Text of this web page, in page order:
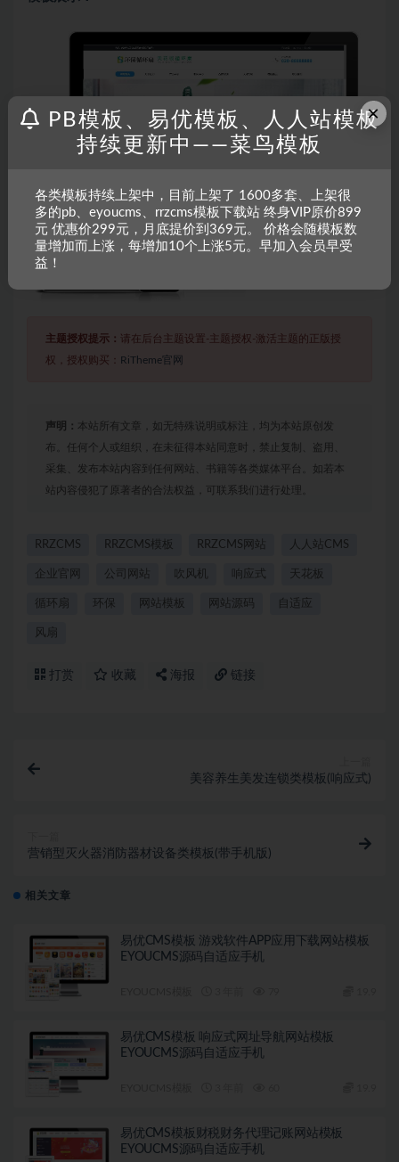
主题授权提示： 请在后台主题设置-主题授权-激活主题的正版授
权，授权购买： RiTheme官网
声明： 本站所有文章，如无特殊说明或标注，均为本站原创发
布。任何个人或组织，在未征得本站同意时，禁止复制、盗用、
采集、发布本站内容到任何网站、书籍等各类媒体平台。如若本
站内容侵犯了原著者的合法权益，可联系我们进行处理。
RRZCMS RRZCMS模板 RRZCMS网站 人人站CMS
企业官网 公司网站 吹风机 响应式 天花板
循环扇 环保 网站模板 网站源码 自适应
风扇
打赏 收藏 海报 链接
美容养生美发连锁类模板(响应式)
营销型灭火器消防器材设备类模板(带手机版)
相关文章
易优CMS模板 游戏软件APP应用下载网站模板
EYOUCMS源码自适应手机
易优CMS模板 响应式网址导航网站模板
EYOUCMS源码自适应手机
易优CMS模板财税财务代理记账网站模板
EYOUCMS源码自适应手机
×
PB模板、易优模板、人人站模板
持续更新中——菜鸟模板
各类模板持续上架中，目前上架了 1600多套、上架很
多的pb、eyoucms、rrzcms模板下载站 终身VIP原价899
元 优惠价299元，月底提价到369元。 价格会随模板数
量增加而上涨，每增加10个上涨5元。早加入会员早受
益！